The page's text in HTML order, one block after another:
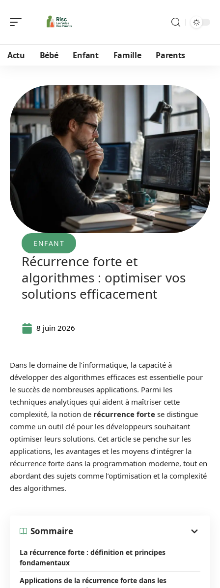
Actu Bébé Enfant Famille Parents
ENFANT
Récurrence forte et
algorithmes : optimiser vos
solutions efficacement
8 juin 2026
Dans le domaine de l’informatique, la capacité à
développer des algorithmes efficaces est essentielle pour
le succès de nombreuses applications. Parmi les
techniques analytiques qui aident à maîtriser cette
complexité, la notion de récurrence forte se distingue
comme un outil clé pour les développeurs souhaitant
optimiser leurs solutions. Cet article se penche sur les
applications, les avantages et les moyens d’intégrer la
récurrence forte dans la programmation moderne, tout en
abordant des sujets comme l’optimisation et la complexité
des algorithmes.
Sommaire
La récurrence forte : définition et principes
fondamentaux
Applications de la récurrence forte dans les